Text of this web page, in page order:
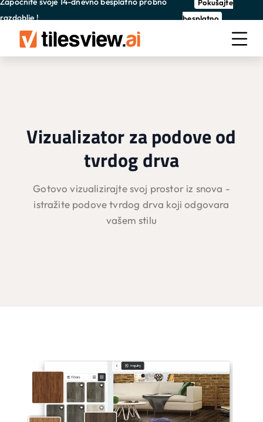
razdoblje !
Pokušajte
besplatno
Vizualizator za podove od
tvrdog drva
Gotovo vizualizirajte svoj prostor iz snova -
istražite podove tvrdog drva koji odgovara
vašem stilu